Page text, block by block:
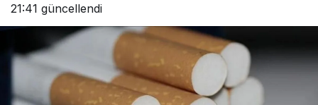
21:41 güncellendi